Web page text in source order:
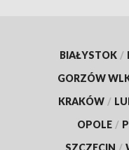
BIAŁYSTOK /
GORZÓW
KRAKÓW /
OPOLE /
SZCZECIN /